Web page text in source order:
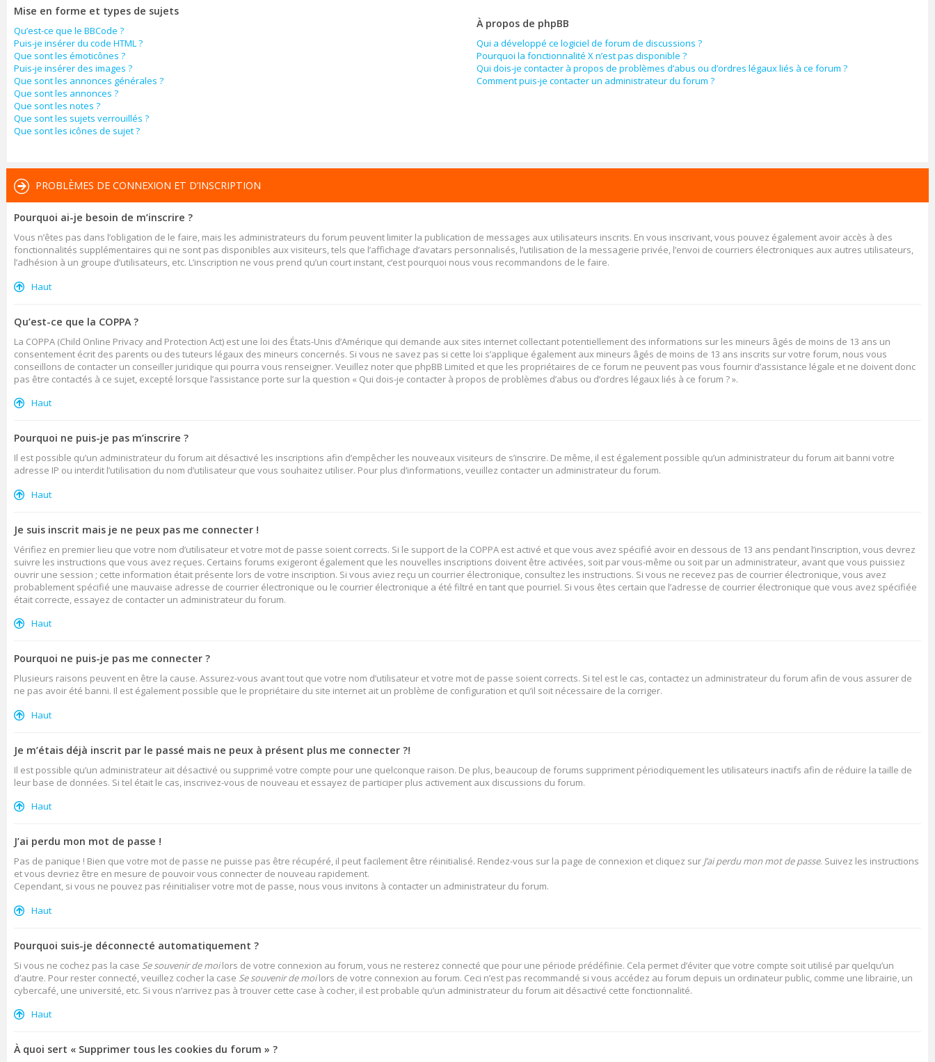
Mise en forme et types de sujets
Qu’est-ce que le BBCode ?
Puis-je insérer du code HTML ?
Que sont les émoticônes ?
Puis-je insérer des images ?
Que sont les annonces générales ?
Que sont les annonces ?
Que sont les notes ?
Que sont les sujets verrouillés ?
Que sont les icônes de sujet ?
À propos de phpBB
Qui a développé ce logiciel de forum de discussions ?
Pourquoi la fonctionnalité X n’est pas disponible ?
Qui dois-je contacter à propos de problèmes d’abus ou d’ordres légaux liés à ce forum ?
Comment puis-je contacter un administrateur du forum ?
PROBLÈMES DE CONNEXION ET D’INSCRIPTION
Pourquoi ai-je besoin de m’inscrire ?
Vous n’êtes pas dans l’obligation de le faire, mais les administrateurs du forum peuvent limiter la publication de messages aux utilisateurs inscrits. En vous inscrivant, vous pouvez également avoir accès à des
fonctionnalités supplémentaires qui ne sont pas disponibles aux visiteurs, tels que l’affichage d’avatars personnalisés, l’utilisation de la messagerie privée, l’envoi de courriers électroniques aux autres utilisateurs,
l’adhésion à un groupe d’utilisateurs, etc. L’inscription ne vous prend qu’un court instant, c’est pourquoi nous vous recommandons de le faire.
Haut
Qu’est-ce que la COPPA ?
La COPPA (Child Online Privacy and Protection Act) est une loi des États-Unis d’Amérique qui demande aux sites internet collectant potentiellement des informations sur les mineurs âgés de moins de 13 ans un
consentement écrit des parents ou des tuteurs légaux des mineurs concernés. Si vous ne savez pas si cette loi s’applique également aux mineurs âgés de moins de 13 ans inscrits sur votre forum, nous vous
conseillons de contacter un conseiller juridique qui pourra vous renseigner. Veuillez noter que phpBB Limited et que les propriétaires de ce forum ne peuvent pas vous fournir d’assistance légale et ne doivent donc
pas être contactés à ce sujet, excepté lorsque l’assistance porte sur la question « Qui dois-je contacter à propos de problèmes d’abus ou d’ordres légaux liés à ce forum ? ».
Haut
Pourquoi ne puis-je pas m’inscrire ?
Il est possible qu’un administrateur du forum ait désactivé les inscriptions afin d’empêcher les nouveaux visiteurs de s’inscrire. De même, il est également possible qu’un administrateur du forum ait banni votre
adresse IP ou interdit l’utilisation du nom d’utilisateur que vous souhaitez utiliser. Pour plus d’informations, veuillez contacter un administrateur du forum.
Haut
Je suis inscrit mais je ne peux pas me connecter !
Vérifiez en premier lieu que votre nom d’utilisateur et votre mot de passe soient corrects. Si le support de la COPPA est activé et que vous avez spécifié avoir en dessous de 13 ans pendant l’inscription, vous devrez
suivre les instructions que vous avez reçues. Certains forums exigeront également que les nouvelles inscriptions doivent être activées, soit par vous-même ou soit par un administrateur, avant que vous puissiez
ouvrir une session ; cette information était présente lors de votre inscription. Si vous aviez reçu un courrier électronique, consultez les instructions. Si vous ne recevez pas de courrier électronique, vous avez
probablement spécifié une mauvaise adresse de courrier électronique ou le courrier électronique a été filtré en tant que pourriel. Si vous êtes certain que l’adresse de courrier électronique que vous avez spécifiée
était correcte, essayez de contacter un administrateur du forum.
Haut
Pourquoi ne puis-je pas me connecter ?
Plusieurs raisons peuvent en être la cause. Assurez-vous avant tout que votre nom d’utilisateur et votre mot de passe soient corrects. Si tel est le cas, contactez un administrateur du forum afin de vous assurer de
ne pas avoir été banni. Il est également possible que le propriétaire du site internet ait un problème de configuration et qu’il soit nécessaire de la corriger.
Haut
Je m’étais déjà inscrit par le passé mais ne peux à présent plus me connecter ?!
Il est possible qu’un administrateur ait désactivé ou supprimé votre compte pour une quelconque raison. De plus, beaucoup de forums suppriment périodiquement les utilisateurs inactifs afin de réduire la taille de
leur base de données. Si tel était le cas, inscrivez-vous de nouveau et essayez de participer plus activement aux discussions du forum.
Haut
J’ai perdu mon mot de passe !
Pas de panique ! Bien que votre mot de passe ne puisse pas être récupéré, il peut facilement être réinitialisé. Rendez-vous sur la page de connexion et cliquez sur J’ai perdu mon mot de passe. Suivez les instructions
et vous devriez être en mesure de pouvoir vous connecter de nouveau rapidement.
Cependant, si vous ne pouvez pas réinitialiser votre mot de passe, nous vous invitons à contacter un administrateur du forum.
Haut
Pourquoi suis-je déconnecté automatiquement ?
Si vous ne cochez pas la case Se souvenir de moilors de votre connexion au forum, vous ne resterez connecté que pour une période prédéfinie. Cela permet d’éviter que votre compte soit utilisé par quelqu’un
d’autre. Pour rester connecté, veuillez cocher la case Se souvenir de moilors de votre connexion au forum. Ceci n’est pas recommandé si vous accédez au forum depuis un ordinateur public, comme une librairie, un
cybercafé, une université, etc. Si vous n’arrivez pas à trouver cette case à cocher, il est probable qu’un administrateur du forum ait désactivé cette fonctionnalité.
Haut
À quoi sert « Supprimer tous les cookies du forum » ?